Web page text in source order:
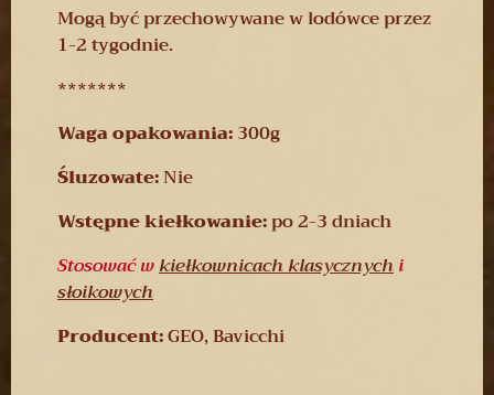
Mogą być przechowywane w lodówce przez
1-2 tygodnie.
*******
Waga opakowania:300g
Śluzowate:Nie
Wstępne kiełkowanie:po 2-3 dniach
Stosować wkiełkownicach klasycznychi
słoikowych
Producent:GEO, Bavicchi